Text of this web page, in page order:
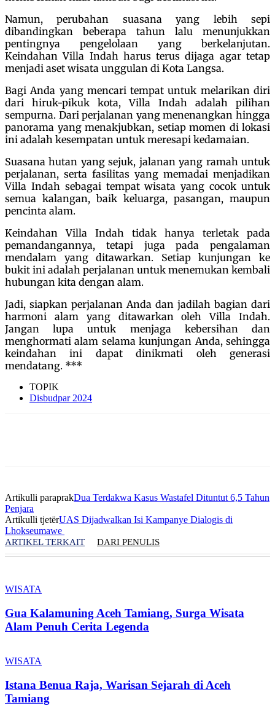
Namun, perubahan suasana yang lebih sepi
dibandingkan beberapa tahun lalu menunjukkan
pentingnya pengelolaan yang berkelanjutan.
Keindahan Villa Indah harus terus dijaga agar tetap
menjadi aset wisata unggulan di Kota Langsa.
Bagi Anda yang mencari tempat untuk melarikan diri
dari hiruk-pikuk kota, Villa Indah adalah pilihan
sempurna. Dari perjalanan yang menenangkan hingga
panorama yang menakjubkan, setiap momen di lokasi
ini adalah kesempatan untuk meresapi kedamaian.
Suasana hutan yang sejuk, jalanan yang ramah untuk
perjalanan, serta fasilitas yang memadai menjadikan
Villa Indah sebagai tempat wisata yang cocok untuk
semua kalangan, baik keluarga, pasangan, maupun
pencinta alam.
Keindahan Villa Indah tidak hanya terletak pada
pemandangannya, tetapi juga pada pengalaman
mendalam yang ditawarkan. Setiap kunjungan ke
bukit ini adalah perjalanan untuk menemukan kembali
hubungan kita dengan alam.
Jadi, siapkan perjalanan Anda dan jadilah bagian dari
harmoni alam yang ditawarkan oleh Villa Indah.
Jangan lupa untuk menjaga kebersihan dan
menghormati alam selama kunjungan Anda, sehingga
keindahan ini dapat dinikmati oleh generasi
mendatang. ***
TOPIK
Disbudpar 2024
Artikulli paraprakDua Terdakwa Kasus Wastafel Dituntut 6,5 Tahun
Penjara
Artikulli tjetërUAS Dijadwalkan Isi Kampanye Dialogis di
Lhokseumawe
ARTIKEL TERKAIT DARI PENULIS
WISATA
Gua Kalamuning Aceh Tamiang, Surga Wisata
Alam Penuh Cerita Legenda
WISATA
Istana Benua Raja, Warisan Sejarah di Aceh
Tamiang